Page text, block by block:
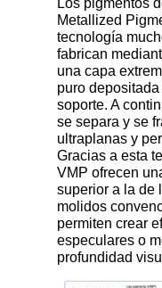
Metallized
tecnología
fabrican
una capa
puro
soporte. A
se separa y se
ultraplanas y
Gracias a esta
VMP ofrecen
superior a la de
molidos
permiten crear
especulares o
profundidad